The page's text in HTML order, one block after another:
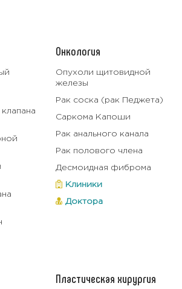
Онкология
Опухоли щитовидной
железы
Рак соска (рак Педжета)
Саркома Капоши
Рак анального канала
Рак полового члена
Десмоидная фиброма
Клиники
Доктора
Пластическая хирургия